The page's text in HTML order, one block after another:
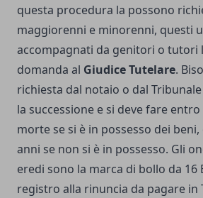
questa procedura la possono
maggiorenni e minorenni, questi
accompagnati da genitori o tutori
domanda al Giudice Tutelare.
richiesta dal notaio o dal
la successione e si deve fare
morte se si è in possesso dei
anni se non si è in possesso. Gli
eredi sono la marca di bollo da 16
registro alla rinuncia da pagare in